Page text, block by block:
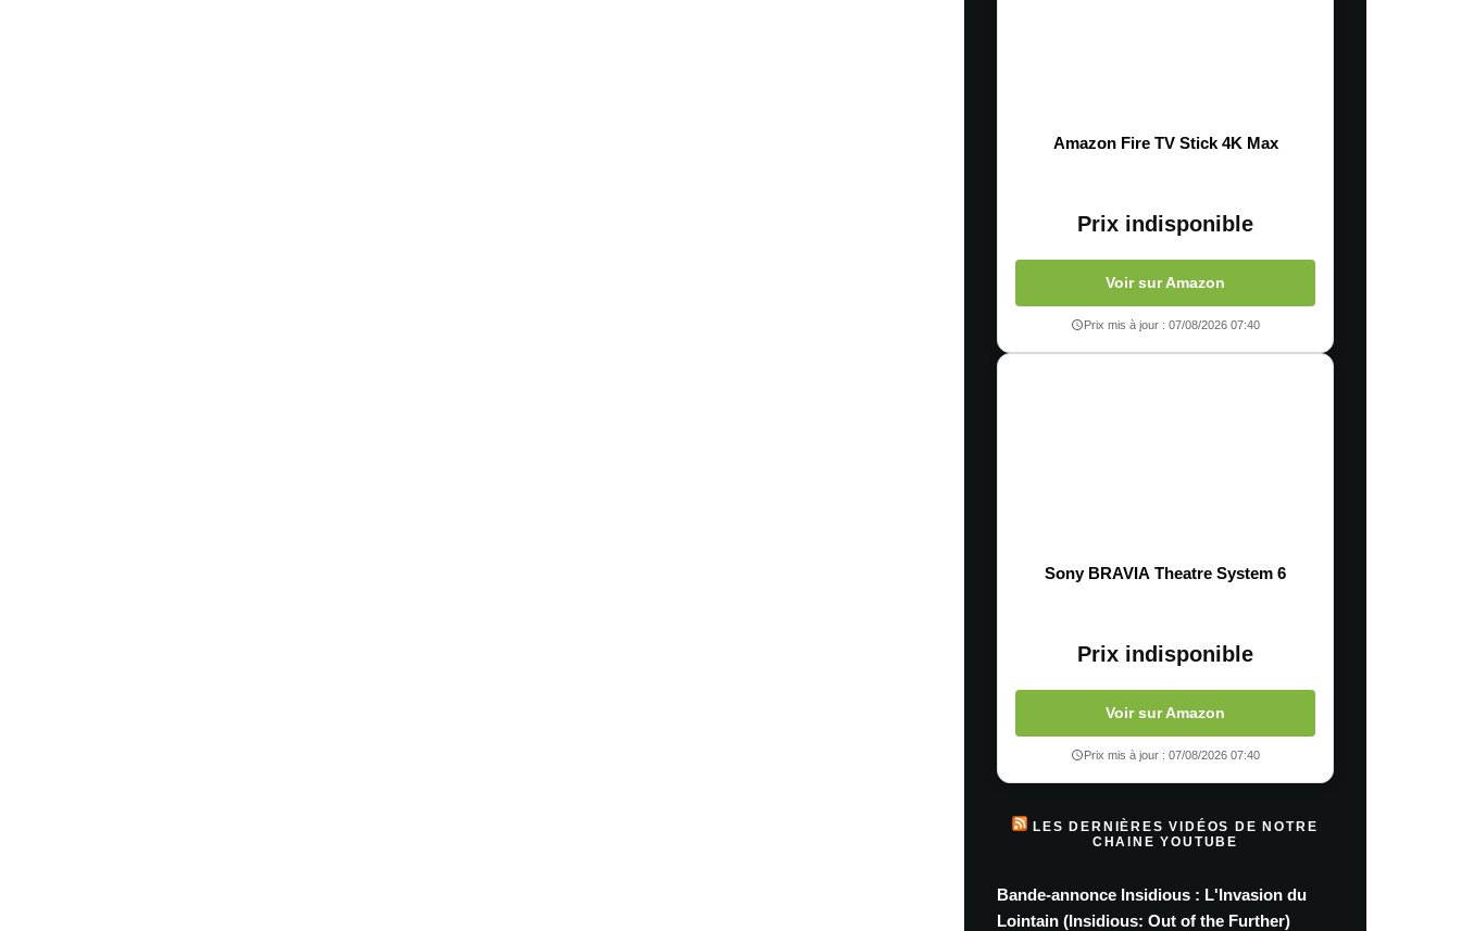
Amazon Fire TV Stick 4K Max
Prix indisponible
Voir sur Amazon
Prix mis à jour : 07/08/2026 07:40
Sony BRAVIA Theatre System 6
Prix indisponible
Voir sur Amazon
Prix mis à jour : 07/08/2026 07:40
LES DERNIÈRES VIDÉOS DE NOTRE
CHAINE YOUTUBE
Bande-annonce Insidious : L'Invasion du
Lointain (Insidious: Out of the Further)